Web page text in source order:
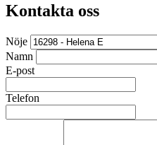
Kontakta oss
Nöje
Namn
E-post
Telefon